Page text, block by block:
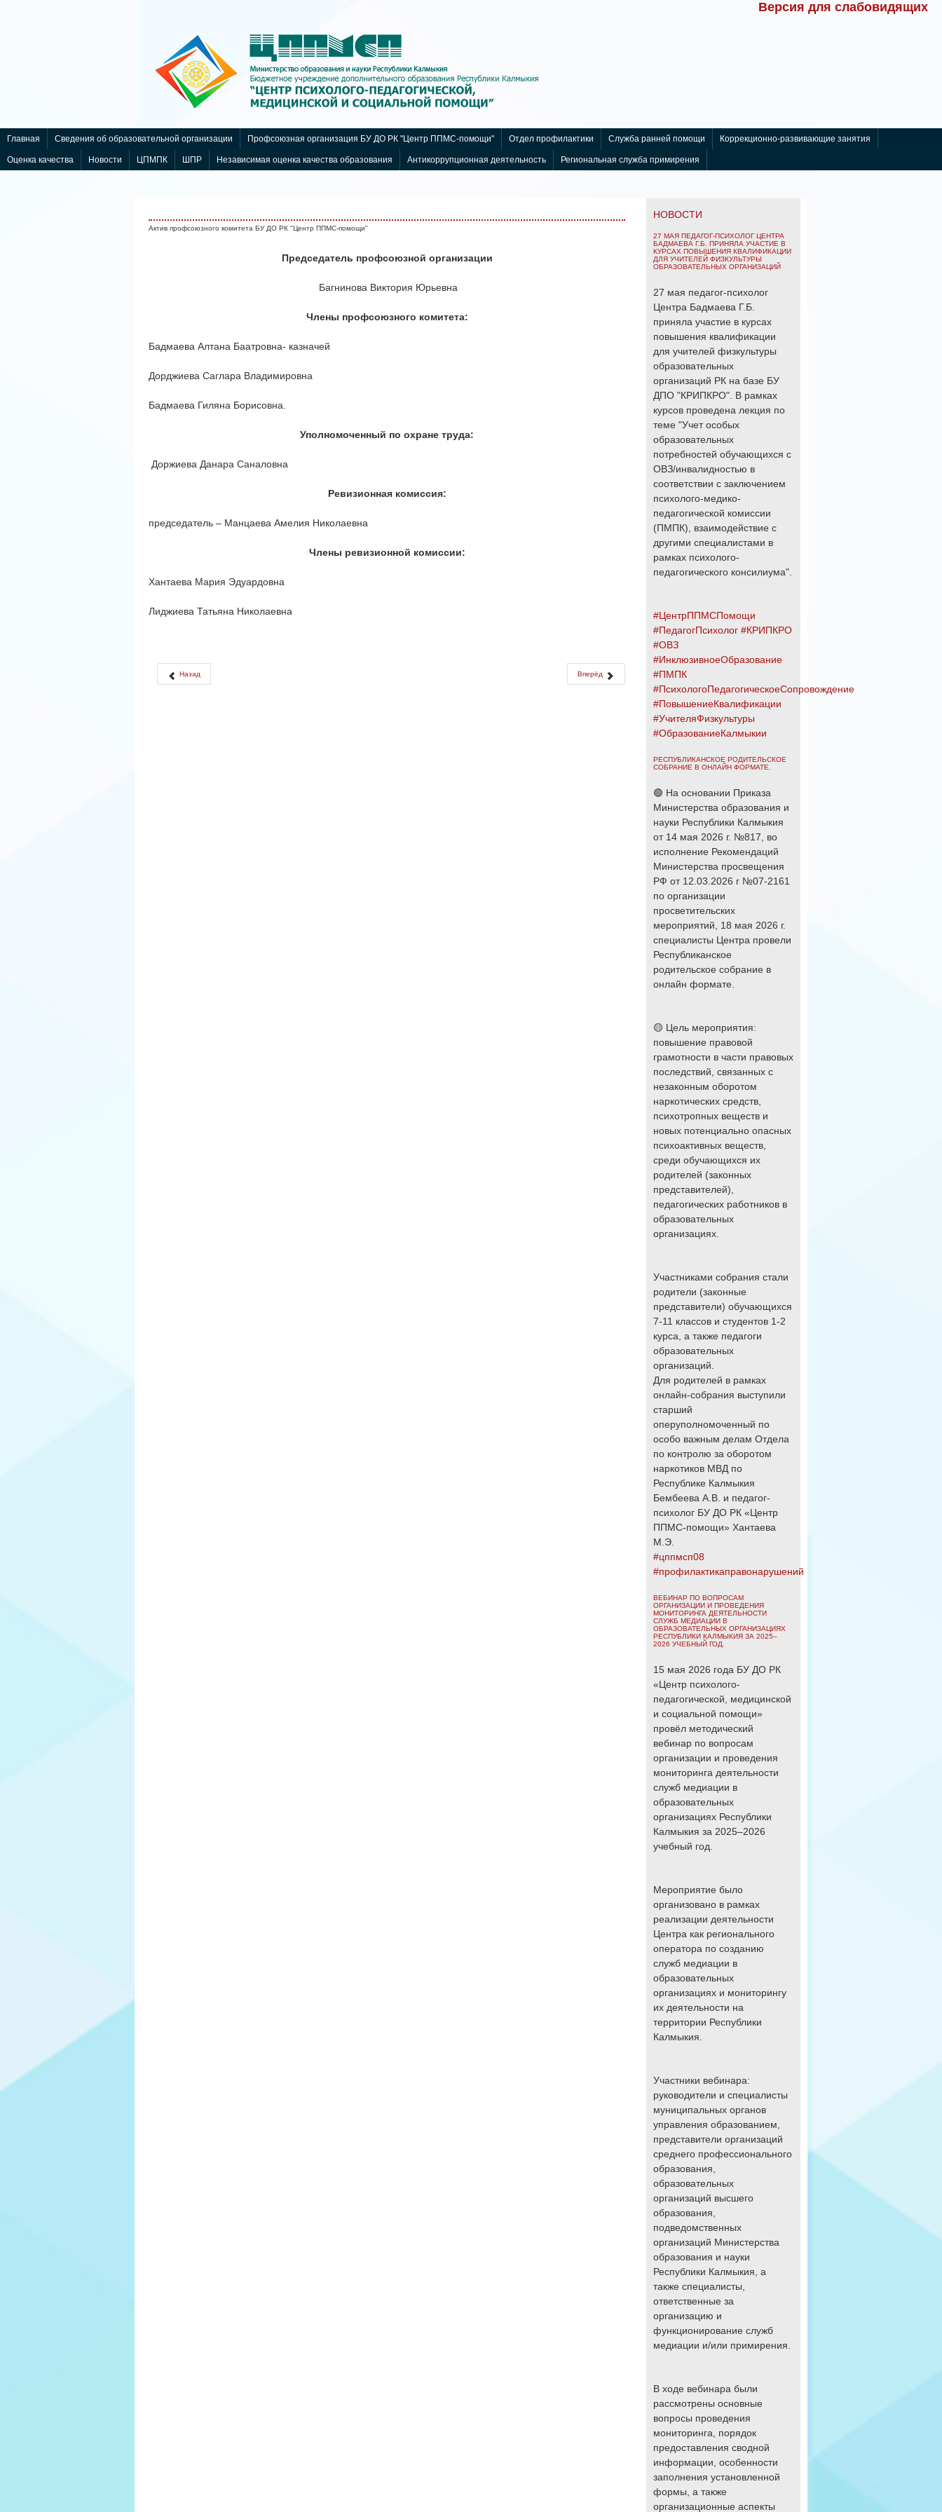
Версия для слабовидящих
Главная Сведения об образовательной организации Профсоюзная организация БУ ДО РК "Центр ППМС-помощи" Отдел профилактики Служба ранней помощи Коррекционно-развивающие занятия
Оценка качества Новости ЦПМПК ШПР Независимая оценка качества образования Антикоррупционная деятельность Региональная служба примирения
Актив профсоюзного комитета БУ ДО РК "Центр ППМС-помощи"
Председатель профсоюзной организации
Багнинова Виктория Юрьевна
Члены профсоюзного комитета:
Бадмаева Алтана Баатровна- казначей
Дорджиева Саглара Владимировна
Бадмаева Гиляна Борисовна.
Уполномоченный по охране труда:
Доржиева Данара Саналовна
Ревизионная комиссия:
председатель – Манцаева Амелия Николаевна
Члены ревизионной комиссии:
Хантаева Мария Эдуардовна
Лиджиева Татьяна Николаевна
Назад Вперёд
НОВОСТИ
27 МАЯ ПЕДАГОГ-ПСИХОЛОГ ЦЕНТРА
БАДМАЕВА Г.Б. ПРИНЯЛА УЧАСТИЕ В
КУРСАХ ПОВЫШЕНИЯ КВАЛИФИКАЦИИ
ДЛЯ УЧИТЕЛЕЙ ФИЗКУЛЬТУРЫ
ОБРАЗОВАТЕЛЬНЫХ ОРГАНИЗАЦИЙ
27 мая педагог-психолог
Центра Бадмаева Г.Б.
приняла участие в курсах
повышения квалификации
для учителей физкультуры
образовательных
организаций РК на базе БУ
ДПО "КРИПКРО". В рамках
курсов проведена лекция по
теме "Учет особых
образовательных
потребностей обучающихся с
ОВЗ/инвалидностью в
соответствии с заключением
психолого-медико-
педагогической комиссии
(ПМПК), взаимодействие с
другими специалистами в
рамках психолого-
педагогического консилиума".
#ЦентрППМСПомощи
#ПедагогПсихолог #КРИПКРО
#ОВЗ
#ИнклюзивноеОбразование
#ПМПК
#ПсихологоПедагогическоеСопровождение
#ПовышениеКвалификации
#УчителяФизкультуры
#ОбразованиеКалмыкии
РЕСПУБЛИКАНСКОЕ РОДИТЕЛЬСКОЕ
СОБРАНИЕ В ОНЛАЙН ФОРМАТЕ.
🟢 На основании Приказа
Министерства образования и
науки Республики Калмыкия
от 14 мая 2026 г. №817, во
исполнение Рекомендаций
Министерства просвещения
РФ от 12.03.2026 г №07-2161
по организации
просветительских
мероприятий, 18 мая 2026 г.
специалисты Центра провели
Республиканское
родительское собрание в
онлайн формате.
🟡 Цель мероприятия:
повышение правовой
грамотности в части правовых
последствий, связанных с
незаконным оборотом
наркотических средств,
психотропных веществ и
новых потенциально опасных
психоактивных веществ,
среди обучающихся их
родителей (законных
представителей),
педагогических работников в
образовательных
организациях.
Участниками собрания стали
родители (законные
представители) обучающихся
7-11 классов и студентов 1-2
курса, а также педагоги
образовательных
организаций.
Для родителей в рамках
онлайн-собрания выступили
старший
оперуполномоченный по
особо важным делам Отдела
по контролю за оборотом
наркотиков МВД по
Республике Калмыкия
Бембеева А.В. и педагог-
психолог БУ ДО РК «Центр
ППМС-помощи» Хантаева
М.Э.
#цппмсп08
#профилактикаправонарушений
ВЕБИНАР ПО ВОПРОСАМ
ОРГАНИЗАЦИИ И ПРОВЕДЕНИЯ
МОНИТОРИНГА ДЕЯТЕЛЬНОСТИ
СЛУЖБ МЕДИАЦИИ В
ОБРАЗОВАТЕЛЬНЫХ ОРГАНИЗАЦИЯХ
РЕСПУБЛИКИ КАЛМЫКИЯ ЗА 2025–
2026 УЧЕБНЫЙ ГОД.
15 мая 2026 года БУ ДО РК
«Центр психолого-
педагогической, медицинской
и социальной помощи»
провёл методический
вебинар по вопросам
организации и проведения
мониторинга деятельности
служб медиации в
образовательных
организациях Республики
Калмыкия за 2025–2026
учебный год.
Мероприятие было
организовано в рамках
реализации деятельности
Центра как регионального
оператора по созданию
служб медиации в
образовательных
организациях и мониторингу
их деятельности на
территории Республики
Калмыкия.
Участники вебинара:
руководители и специалисты
муниципальных органов
управления образованием,
представители организаций
среднего профессионального
образования,
образовательных
организаций высшего
образования,
подведомственных
организаций Министерства
образования и науки
Республики Калмыкия, а
также специалисты,
ответственные за
организацию и
функционирование служб
медиации и/или примирения.
В ходе вебинара были
рассмотрены основные
вопросы проведения
мониторинга, порядок
предоставления сводной
информации, особенности
заполнения установленной
формы, а также
организационные аспекты